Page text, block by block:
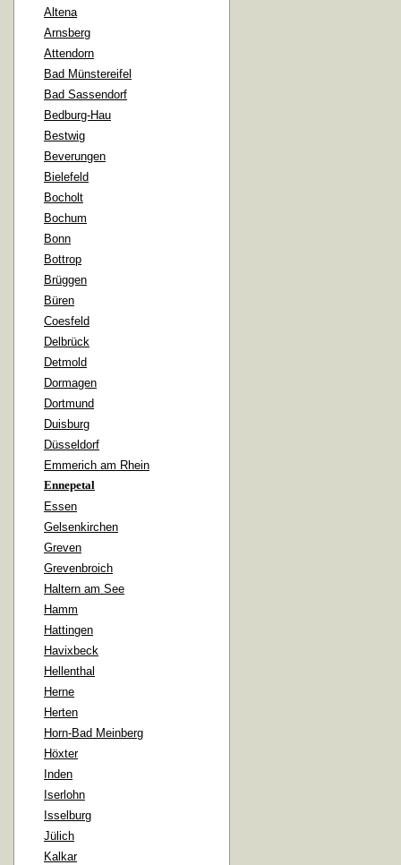
Altena
Arnsberg
Attendorn
Bad Münstereifel
Bad Sassendorf
Bedburg-Hau
Bestwig
Beverungen
Bielefeld
Bocholt
Bochum
Bonn
Bottrop
Brüggen
Büren
Coesfeld
Delbrück
Detmold
Dormagen
Dortmund
Duisburg
Düsseldorf
Emmerich am Rhein
Ennepetal
Essen
Gelsenkirchen
Greven
Grevenbroich
Haltern am See
Hamm
Hattingen
Havixbeck
Hellenthal
Herne
Herten
Horn-Bad Meinberg
Höxter
Inden
Iserlohn
Isselburg
Jülich
Kalkar